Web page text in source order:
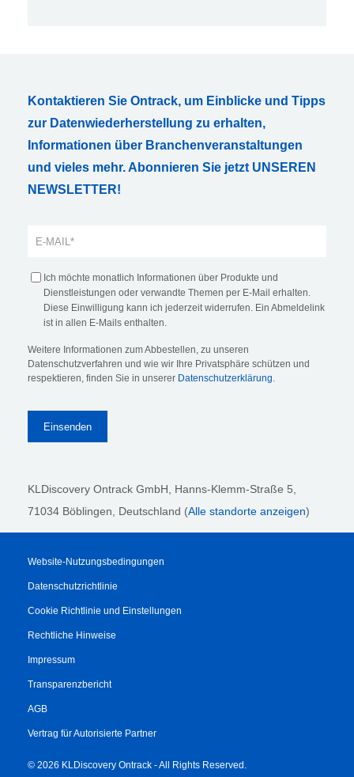
Kontaktieren Sie Ontrack, um Einblicke und Tipps
zur Datenwiederherstellung zu erhalten,
Informationen über Branchenveranstaltungen
und vieles mehr. Abonnieren Sie jetzt UNSEREN
NEWSLETTER!
Ich möchte monatlich Informationen über Produkte und
Dienstleistungen oder verwandte Themen per E-Mail erhalten.
Diese Einwilligung kann ich jederzeit widerrufen. Ein Abmeldelink
ist in allen E-Mails enthalten.
Weitere Informationen zum Abbestellen, zu unseren
Datenschutzverfahren und wie wir Ihre Privatsphäre schützen und
respektieren, finden Sie in unserer Datenschutzerklärung.
KLDiscovery Ontrack GmbH, Hanns-Klemm-Straße 5
71034 Böblingen , Deutschland (Alle standorte anzeigen)
Website-Nutzungsbedingungen
Datenschutzrichtlinie
Cookie Richtlinie und Einstellungen
Rechtliche Hinweise
Impressum
Transparenzbericht
AGB
Vertrag für Autorisierte Partner
© 2026 KLDiscovery Ontrack - All Rights Reserved.